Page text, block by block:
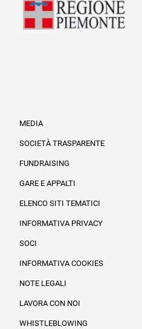
MEDIA
SOCIETÀ TRASPARENTE
FUNDRAISING
GARE E APPALTI
ELENCO SITI TEMATICI
INFORMATIVA PRIVACY
SOCI
INFORMATIVA COOKIES
NOTE LEGALI
LAVORA CON NOI
WHISTLEBLOWING